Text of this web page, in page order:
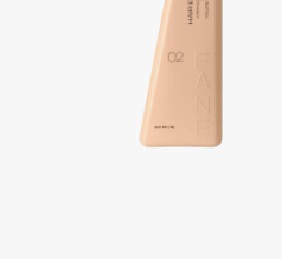
Boadicea The Victorious